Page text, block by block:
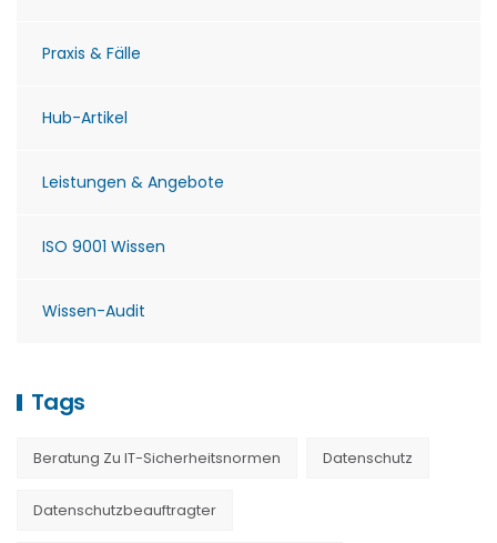
Praxis & Fälle
Hub-Artikel
Leistungen & Angebote
ISO 9001 Wissen
Wissen-Audit
Tags
Beratung Zu IT-Sicherheitsnormen Datenschutz
Datenschutzbeauftragter